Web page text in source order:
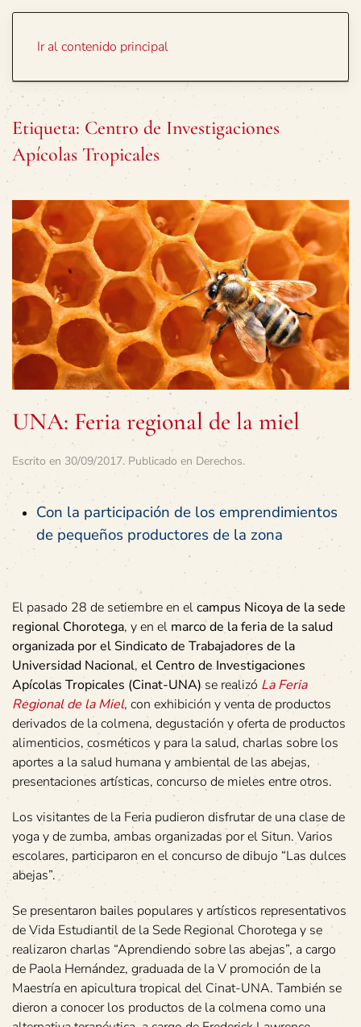
Ir al contenido principal
Etiqueta: Centro de Investigaciones
Apícolas Tropicales
UNA: Feria regional de la miel
Escrito en 30/09/2017. Publicado en Derechos.
Con la participación de los emprendimientos
de pequeños productores de la zona
El pasado 28 de setiembre en elcampus Nicoya de la sede
regional Chorotega, y en el marco de la feria de la salud
organizada por el Sindicato de Trabajadores de la
Universidad Nacional, el Centro de Investigaciones
Apícolas Tropicales (Cinat-UNA)se realizó La Feria
Regional de la Miel, con exhibición y venta de productos
derivados de la colmena, degustación y oferta de productos
alimenticios, cosméticos y para la salud, charlas sobre los
aportes a la salud humana y ambiental de las abejas,
presentaciones artísticas, concurso de mieles entre otros.
Los visitantes de la Feria pudieron disfrutar de una clase de
yoga y de zumba, ambas organizadas por el Situn. Varios
escolares, participaron en el concurso de dibujo “Las dulces
abejas”.
Se presentaron bailes populares y artísticos representativos
de Vida Estudiantil de la Sede Regional Chorotega y se
realizaron charlas “Aprendiendo sobre las abejas”, a cargo
de Paola Hernández, graduada de la V promoción de la
Maestría en apicultura tropical del Cinat-UNA. También se
dieron a conocer los productos de la colmena como una